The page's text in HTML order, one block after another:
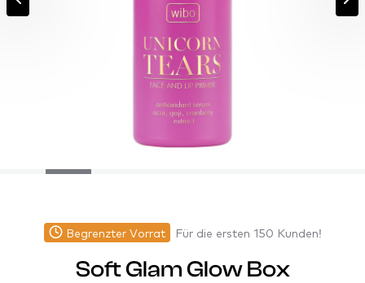
Begrenzter Vorrat Für die ersten 150 Kunden!
Soft Glam Glow Box